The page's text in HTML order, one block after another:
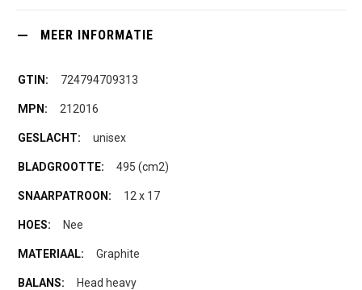
MEER INFORMATIE
724794709313
212016
unisex
495 (cm2)
12 x 17
Nee
Graphite
Head heavy